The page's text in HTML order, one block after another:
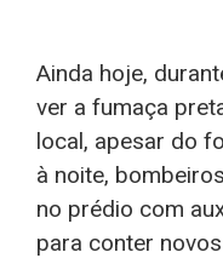
Ainda hoje,
ver a fumaça
local, apesar do
à noite,
no prédio com
para conter